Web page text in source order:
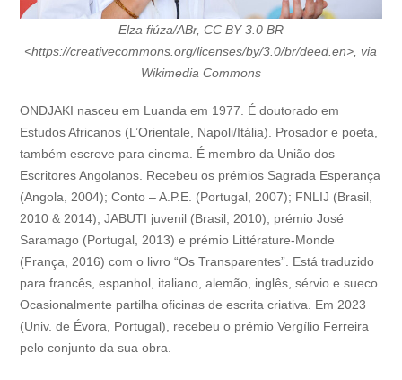
Elza fiúza/ABr, CC BY 3.0 BR
<https://creativecommons.org/licenses/by/3.0/br/deed.en>, via
Wikimedia Commons
ONDJAKI nasceu em Luanda em 1977. É doutorado em
Estudos Africanos (L’Orientale, Napoli/Itália). Prosador e poeta,
também escreve para cinema. É membro da União dos
Escritores Angolanos. Recebeu os prémios Sagrada Esperança
(Angola, 2004); Conto – A.P.E. (Portugal, 2007); FNLIJ (Brasil,
2010 & 2014); JABUTI juvenil (Brasil, 2010); prémio José
Saramago (Portugal, 2013) e prémio Littérature-Monde
(França, 2016) com o livro “Os Transparentes”. Está traduzido
para francês, espanhol, italiano, alemão, inglês, sérvio e sueco.
Ocasionalmente partilha oficinas de escrita criativa. Em 2023
(Univ. de Évora, Portugal), recebeu o prémio Vergílio Ferreira
pelo conjunto da sua obra.